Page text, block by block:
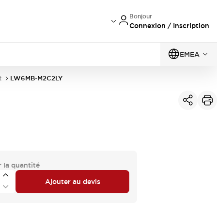
Bonjour
Connexion / Inscription
EMEA
LW6MB-M2C2LY
la quantité
Ajouter au devis